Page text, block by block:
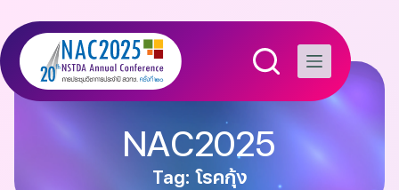
NAC2025
Tag: โรคกุ้ง